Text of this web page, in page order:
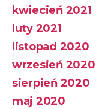
kwiecień 2021
luty 2021
listopad 2020
wrzesień 2020
sierpień 2020
maj 2020